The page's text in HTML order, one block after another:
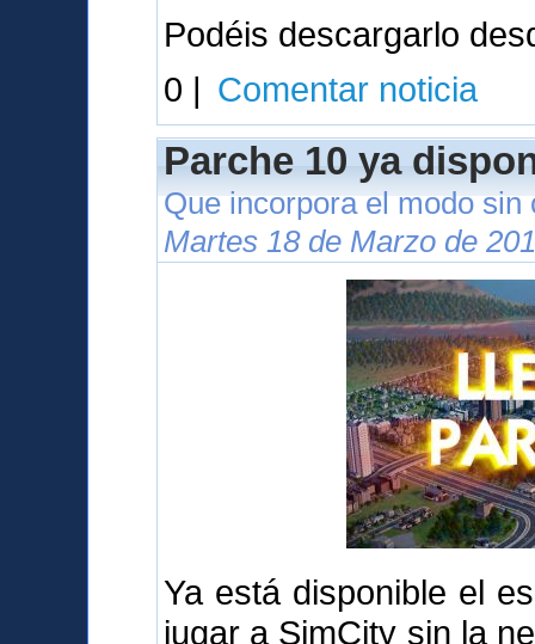
Podéis descargarlo
0 | Comentar noticia
Parche 10 ya
Que incorpora el modo sin
Martes 18 de Marzo de
Ya está disponible el
jugar a SimCity sin la